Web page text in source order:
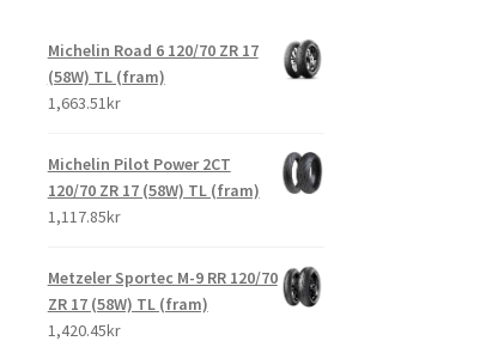
Michelin Road 6 120/70 ZR 17
(58W) TL (fram)
1,663.51kr
Michelin Pilot Power 2CT
120/70 ZR 17 (58W) TL (fram)
1,117.85kr
Metzeler Sportec M-9 RR 120/70
ZR 17 (58W) TL (fram)
1,420.45kr